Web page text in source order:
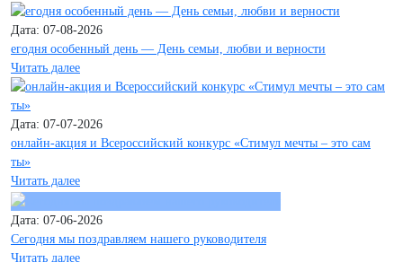
Дата: 07-08-2026
егодня особенный день — День семьи, любви и верности
Читать далее
Дата: 07-07-2026
онлайн-акция и Всероссийский конкурс «Стимул мечты – это сам
ты»
Читать далее
Дата: 07-06-2026
Сегодня мы поздравляем нашего руководителя
Читать далее